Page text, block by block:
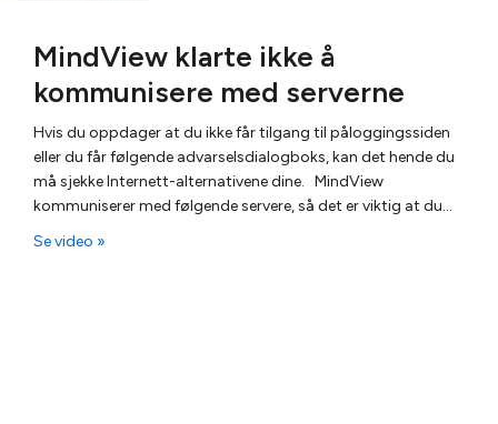
MindView klarte ikke å
kommunisere med serverne
Hvis du oppdager at du ikke får tilgang til påloggingssiden
eller du får følgende advarselsdialogboks, kan det hende du
må sjekke Internett-alternativene dine. MindView
kommuniserer med følgende servere, så det er viktig at du…
Se video »